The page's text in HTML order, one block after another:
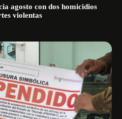
agosto con dos homicidios
violentas